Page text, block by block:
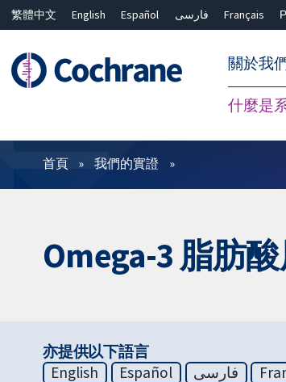
繁體中文 English Español فارسی Français
關於我
什麼是
篩選條件
首頁 我們的實證
Omega-3 脂肪
亦提供以下語言
English
Español فارسی